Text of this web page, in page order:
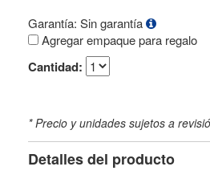
Garantía: Sin garantía
Agregar empaque para regalo
Cantidad:
* Precio y unidades sujetos a
Detalles del producto